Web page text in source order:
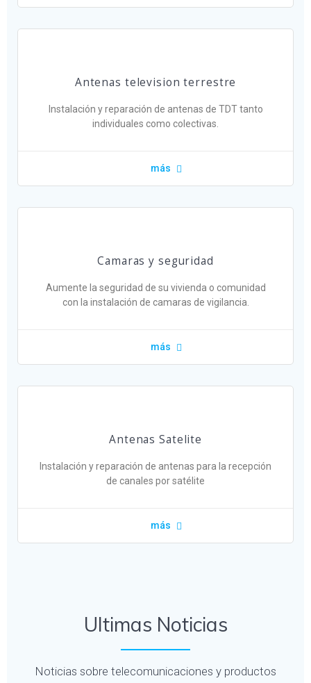
Antenas television terrestre
Instalación y reparación de antenas de TDT tanto
individuales como colectivas.
más
Camaras y seguridad
Aumente la seguridad de su vivienda o comunidad
con la instalación de camaras de vigilancia.
más
Antenas Satelite
Instalación y reparación de antenas para la recepción
de canales por satélite
más
Ultimas Noticias
Noticias sobre telecomunicaciones y productos